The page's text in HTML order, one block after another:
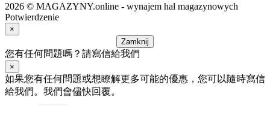
2026 © MAGAZYNY.online - wynajem hal magazynowych
Potwierdzenie
×
Zamknij
您有任何問題嗎？請寫信給我們
×
如果您有任何問題或想瞭解更多可能的優惠，您可以隨時寫信
給我們。我們會儘快回覆。